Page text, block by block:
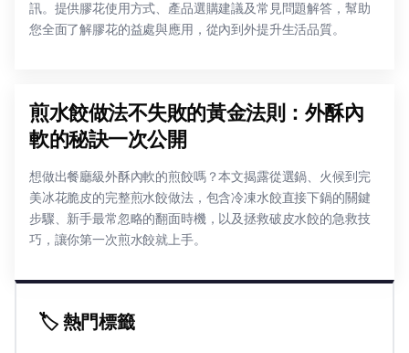
訊。提供膠花使用方式、產品選購建議及常見問題解答，幫助
您全面了解膠花的益處與應用，從內到外提升生活品質。
煎水餃做法不失敗的黃金法則：外酥內
軟的秘訣一次公開
想做出餐廳級外酥內軟的煎餃嗎？本文揭露從選鍋、火候到完
美冰花脆皮的完整煎水餃做法，包含冷凍水餃直接下鍋的關鍵
步驟、新手最常忽略的翻面時機，以及拯救破皮水餃的急救技
巧，讓你第一次煎水餃就上手。
🏷️ 熱門標籤